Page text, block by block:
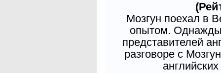
Мозгун поехал в
опытом. Однажды
представителей
разговоре с